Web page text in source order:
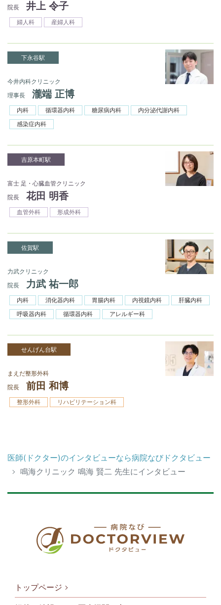
院長
井上 令子
婦人科 産婦人科
下永谷駅
今井内科クリニック
理事長
瀧端 正博
内科 循環器内科 糖尿病内科
内分泌代謝内科
感染症内科
吉原本町駅
富士 足・心臓血管クリニック
院長
花田 明香
血管外科 形成外科
佐賀駅
力武クリニック
院長
力武 祐一郎
内科 消化器内科 胃腸内科 内視鏡内科
肝臓内科
呼吸器内科
循環器内科 アレルギー科
せんげん台駅
まえだ整形外科
院長
前田 和博
整形外科 リハビリテーション科
医師(ドクター)のインタビューなら病院なびドクタビュー
鳴海クリニック 鳴海 賢二 先生にインタビュー
トップページ